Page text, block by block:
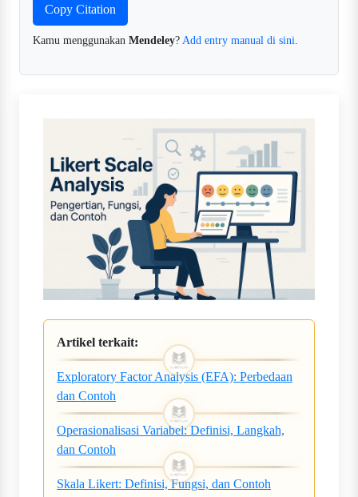
Copy Citation
Kamu menggunakan Mendeley? Add entry manual di sini.
Artikel terkait:
Exploratory Factor Analysis (EFA): Perbedaan
dan Contoh
Operasionalisasi Variabel: Definisi, Langkah,
dan Contoh
Skala Likert: Definisi, Fungsi, dan Contoh